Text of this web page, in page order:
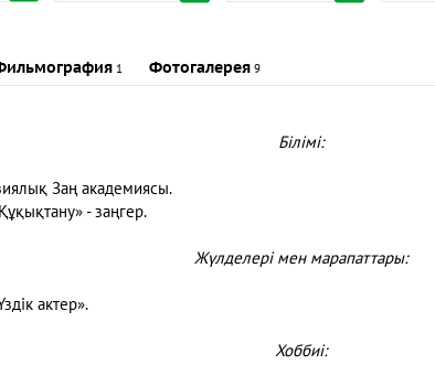
1 Фотогалерея 9
Білімі:
Заң академиясы.
- заңгер.
Жүлделері мен марапаттары:
актер».
Хоббиі: